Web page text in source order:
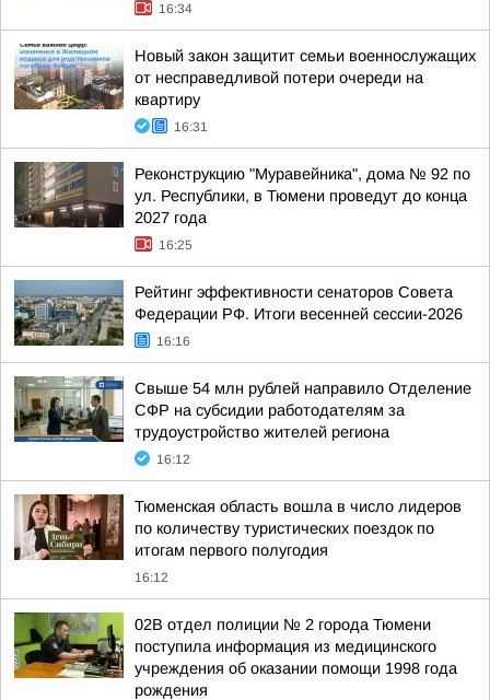
16:34
Новый закон защитит семьи военнослужащих
от несправедливой потери очереди на
квартиру
16:31
Реконструкцию "Муравейника", дома № 92 по
ул. Республики, в Тюмени проведут до конца
2027 года
16:25
Рейтинг эффективности сенаторов Совета
Федерации РФ. Итоги весенней сессии-2026
16:16
Свыше 54 млн рублей направило Отделение
СФР на субсидии работодателям за
трудоустройство жителей региона
16:12
Тюменская область вошла в число лидеров
по количеству туристических поездок по
итогам первого полугодия
16:12
02В отдел полиции № 2 города Тюмени
поступила информация из медицинского
учреждения об оказании помощи 1998 года
рождения